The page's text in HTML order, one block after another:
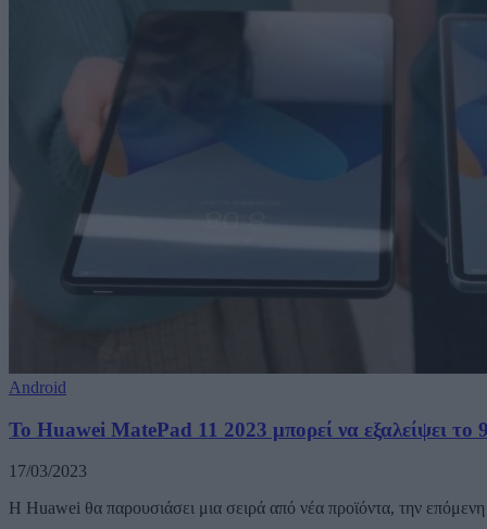
Android
Το Huawei MatePad 11 2023 μπορεί να εξαλείψει το
17/03/2023
Η Huawei θα παρουσιάσει μια σειρά από νέα προϊόντα, την